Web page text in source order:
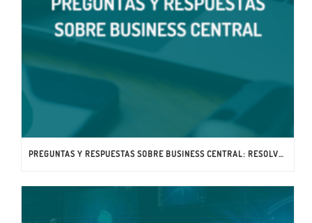
PREGUNTAS Y RESPUESTAS SOBRE BUSINESS CENTRAL: RESOLVEMOS TU DUDA COMO CONSULTORÍA DE MICROSOFT